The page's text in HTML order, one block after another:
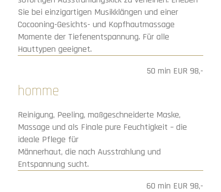
Sie bei einzigartigen Musikklängen und einer
Cocooning-Gesichts- und Kopfhautmassage
Momente der Tiefenentspannung. Für alle
Hauttypen geeignet.
50 min EUR 98,-
homme
Reinigung, Peeling, maßgeschneiderte Maske,
Massage und als Finale pure Feuchtigkeit – die
ideale Pflege für
Männerhaut, die nach Ausstrahlung und
Entspannung sucht.
60 min EUR 98,-